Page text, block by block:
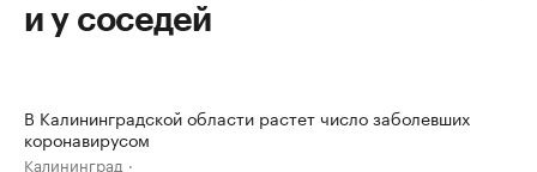
и у соседей
В Калининградской области растет число заболевших
коронавирусом
Калининград